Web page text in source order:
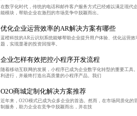
在数字化时代，传统的电话和邮件客户服务方式已经难以满足现
能模块，帮助企业在激烈的市场竞争中脱颖而出。
优化企业运营效率的AR解决方案有哪些
蓝橙科技的AR云识别系统能够帮助企业提升用户体验、优化运营
题，实现显著的投资回报率。
企业怎样有效把控小程序开发流程
随着移动互联网的发展，小程序已成为企业数字化转型的重要工
利进行，并最终打造出高质量的小程序产品。我们
O2O商城定制化解决方案推荐
近年来，O2O模式已成为众多企业的首选。然而，在市场同质化
制服务，助力企业在竞争中脱颖而出，并在技